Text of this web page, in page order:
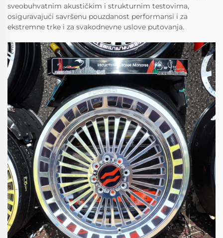
sveobuhvatnim akustičkim i strukturnim testovima,
osiguravajući savršenu pouzdanost performansi i za
ekstremne trke i za svakodnevne uslove putovanja.